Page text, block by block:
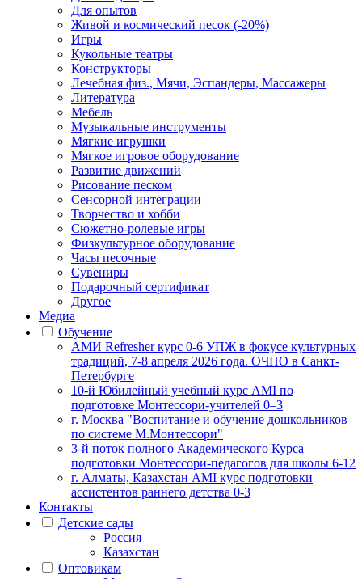
Для опытов
Живой и космический песок (-20%)
Игры
Кукольные театры
Конструкторы
Лечебная физ., Мячи, Эспандеры, Массажеры
Литература
Мебель
Музыкальные инструменты
Мягкие игрушки
Мягкое игровое оборудование
Развитие движений
Рисование песком
Сенсорной интеграции
Творчество и хобби
Сюжетно-ролевые игры
Физкультурное оборудование
Часы песочные
Сувениры
Подарочный сертификат
Другое
Медиа
Обучение
АМИ Refresher курс 0-6 УПЖ в фокусе культурных
традиций, 7-8 апреля 2026 года. ОЧНО в Санкт-
Петербурге
10-й Юбилейный учебный курс AMI по
подготовке Монтессори-учителей 0–3
г. Москва "Воспитание и обучение дошкольников
по системе М.Монтессори"
3-й поток полного Академического Курса
подготовки Монтессори-педагогов для школы 6-12
г. Алматы, Казахстан AMI курс подготовки
ассистентов раннего детства 0-3
Контакты
Детские сады
Россия
Казахстан
Оптовикам